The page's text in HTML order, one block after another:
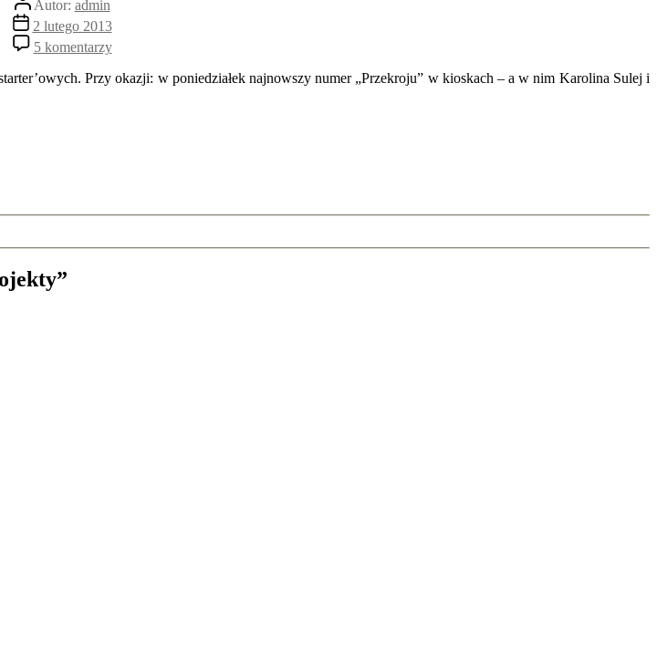
wpisu
Autor: admin
Data
wpisu
2 lutego 2013
5 komentarzydo
Ostatni
rok
Przy okazji: w poniedziałek najnowszy numer „Przekroju” w kioskach – a w nim Karolina Sulej i